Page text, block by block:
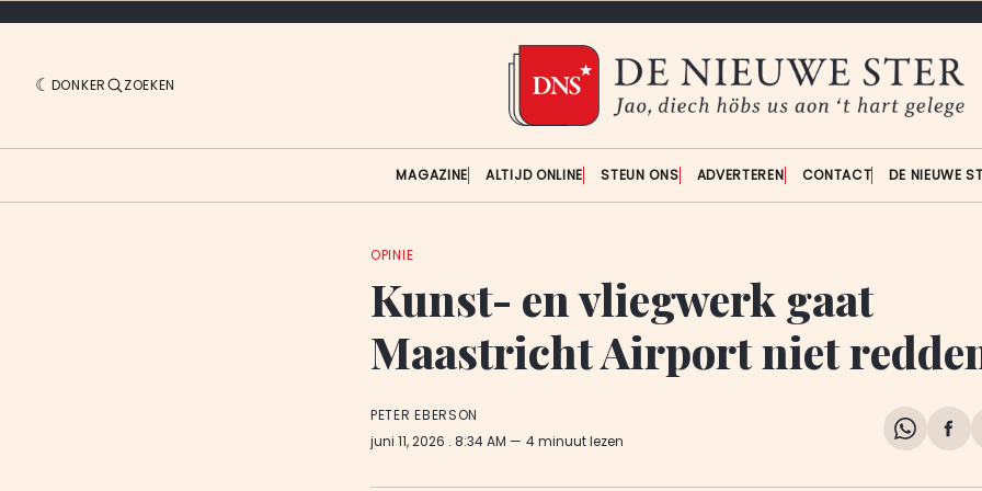
DONKER ZOEKEN
MAGAZINE ALTIJD ONLINE STEUN ONS ADVERTEREN CONTACT DE NIEUWE
OPINIE
Kunst- en vliegwerk gaat
Maastricht Airport niet
PETER EBERSON
juni 11, 2026 . 8:34 AM 4 minuut lezen
Share